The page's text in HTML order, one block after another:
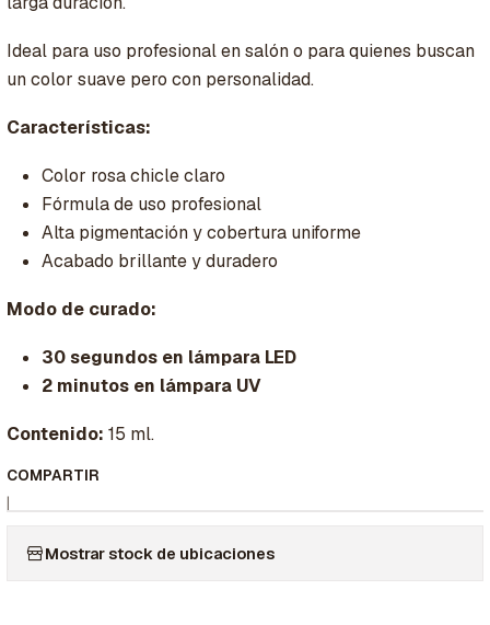
Ideal para uso profesional en salón o para quienes buscan
un color suave pero con personalidad.
Características:
Color rosa chicle claro
Fórmula de uso profesional
Alta pigmentación y cobertura uniforme
Acabado brillante y duradero
Modo de curado:
30 segundos en lámpara LED
2 minutos en lámpara UV
Contenido: 15 ml.
COMPARTIR
|
Mostrar stock de ubicaciones